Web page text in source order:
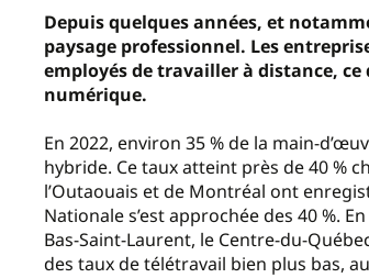
Depuis quelques années, et
paysage professionnel. Les
employés de travailler à distance,
numérique.
En 2022, environ 35 % de la main-
hybride. Ce taux atteint près de 40 %
l’Outaouais et de Montréal ont
Nationale s’est approchée des 40 %.
Bas-Saint-Laurent, le Centre-du-
des taux de télétravail bien plus bas,